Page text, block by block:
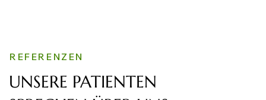
REFERENZEN
UNSERE PATIENTEN